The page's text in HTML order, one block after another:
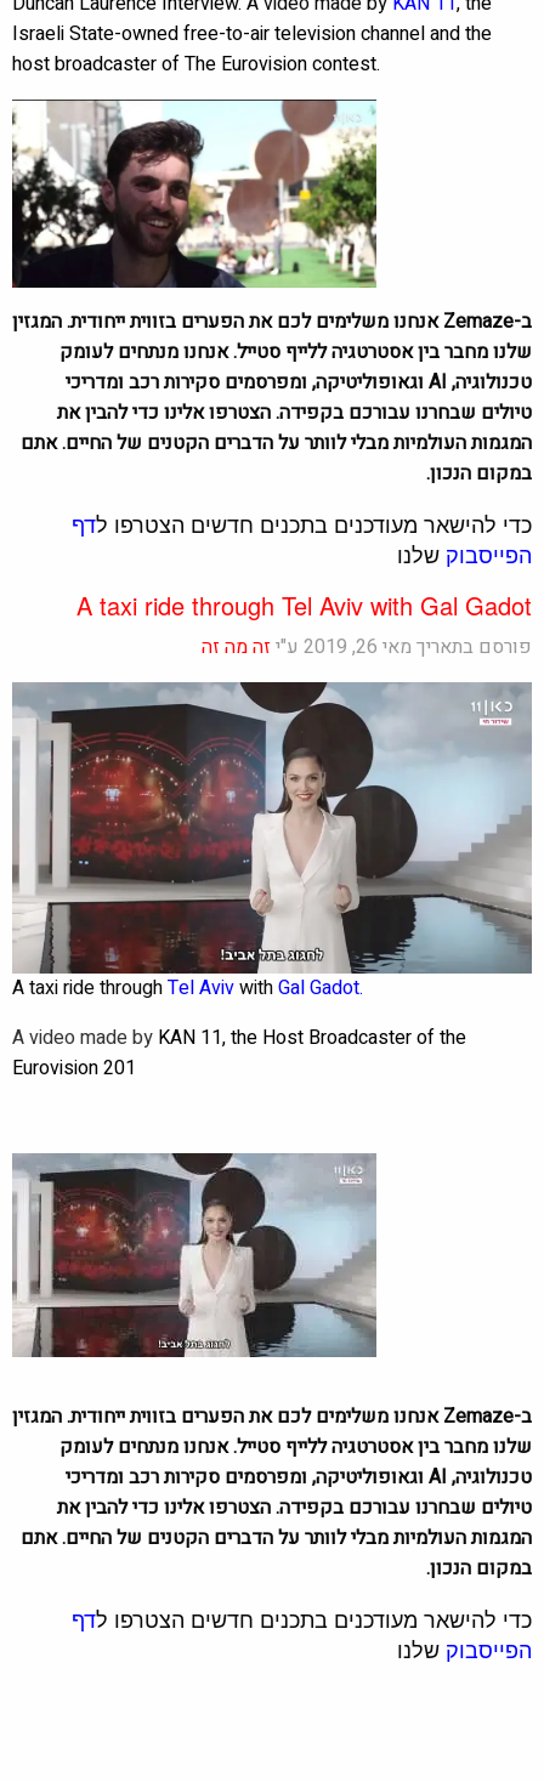
Israeli State-owned free-to-air television channel and the
host broadcaster of The Eurovision contest.
ב-Zemaze אנחנו משלימים לכם את הפערים בזווית ייחודית. המגזין
שלנו מחבר בין אסטרטגיה ללייף סטייל. אנחנו מנתחים לעומק
טכנולוגיה, AI וגאופוליטיקה, ומפרסמים סקירות רכב ומדריכי
טיולים שבחרנו עבורכם בקפידה. הצטרפו אלינו כדי להבין את
המגמות העולמיות מבלי לוותר על הדברים הקטנים של החיים. אתם
במקום הנכון.
כדי להישאר מעודכנים בתכנים חדשים הצטרפו ל דף
הפייסבוקשלנו
A taxi ride through Tel Aviv with Gal Gadot
פורסם בתאריך מאי 26, 2019 ע"י זה מה זה
A taxi ride throughTel AvivwithGal Gadot.
A video made byKAN 11, the Host Broadcaster of the
Eurovision 201
ב-Zemaze אנחנו משלימים לכם את הפערים בזווית ייחודית. המגזין
שלנו מחבר בין אסטרטגיה ללייף סטייל. אנחנו מנתחים לעומק
טכנולוגיה, AI וגאופוליטיקה, ומפרסמים סקירות רכב ומדריכי
טיולים שבחרנו עבורכם בקפידה. הצטרפו אלינו כדי להבין את
המגמות העולמיות מבלי לוותר על הדברים הקטנים של החיים. אתם
במקום הנכון.
כדי להישאר מעודכנים בתכנים חדשים הצטרפו ל דף
הפייסבוקשלנו